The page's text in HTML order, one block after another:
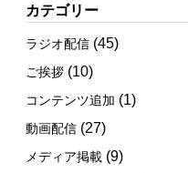
カテゴリー
ラジオ配信 (45)
ご挨拶 (10)
コンテンツ追加 (1)
動画配信 (27)
メディア掲載 (9)